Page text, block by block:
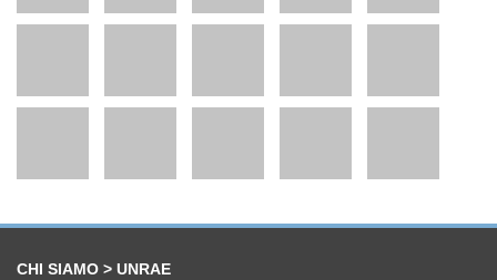
CHI SIAMO > UNRAE